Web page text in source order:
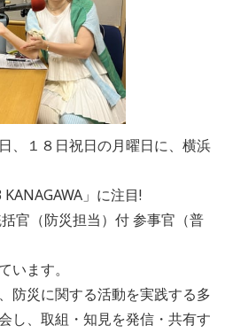
、１８日祝日の月曜日に、横浜
」に注目!
官（防災担当）付 参事官（普
ます。
防災に関する活動を実践する多
し、取組・知見を発信・共有す